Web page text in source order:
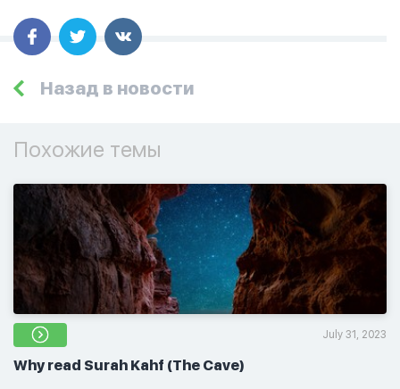
Назад в новости
Похожие темы
July 31, 2023
Why read Surah Kahf (The Cave)